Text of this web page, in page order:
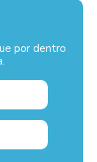
por dentro